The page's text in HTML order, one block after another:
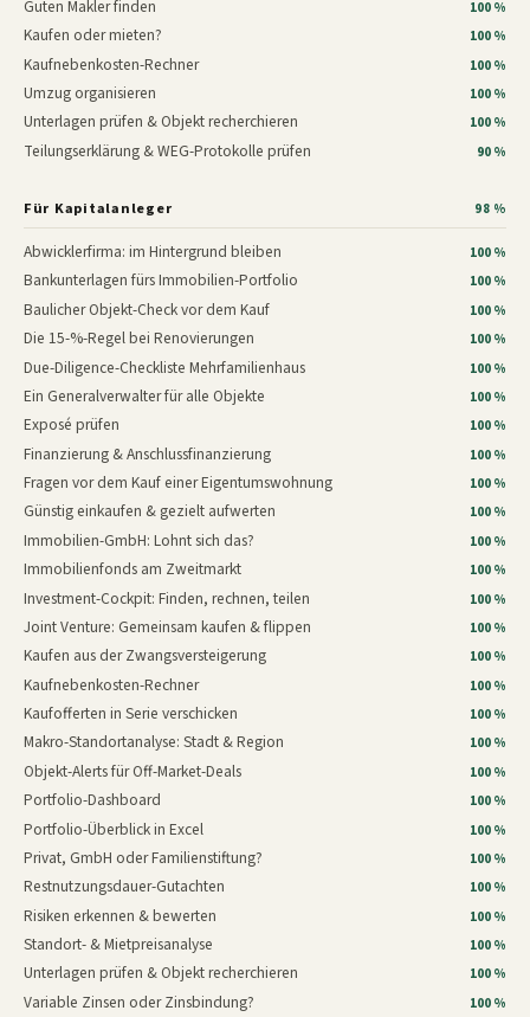
Guten Makler finden 100 %
Kaufen oder mieten? 100 %
Kaufnebenkosten-Rechner 100 %
Umzug organisieren 100 %
Unterlagen prüfen & Objekt recherchieren 100 %
Teilungserklärung & WEG-Protokolle prüfen 90 %
Für Kapitalanleger 98 %
Abwicklerfirma: im Hintergrund bleiben 100 %
Bankunterlagen fürs Immobilien-Portfolio 100 %
Baulicher Objekt-Check vor dem Kauf 100 %
Die 15-%-Regel bei Renovierungen 100 %
Due-Diligence-Checkliste Mehrfamilienhaus 100 %
Ein Generalverwalter für alle Objekte 100 %
Exposé prüfen 100 %
Finanzierung & Anschlussfinanzierung 100 %
Fragen vor dem Kauf einer Eigentumswohnung 100 %
Günstig einkaufen & gezielt aufwerten 100 %
Immobilien-GmbH: Lohnt sich das? 100 %
Immobilienfonds am Zweitmarkt 100 %
Investment-Cockpit: Finden, rechnen, teilen 100 %
Joint Venture: Gemeinsam kaufen & flippen 100 %
Kaufen aus der Zwangsversteigerung 100 %
Kaufnebenkosten-Rechner 100 %
Kaufofferten in Serie verschicken 100 %
Makro-Standortanalyse: Stadt & Region 100 %
Objekt-Alerts für Off-Market-Deals 100 %
Portfolio-Dashboard 100 %
Portfolio-Überblick in Excel 100 %
Privat, GmbH oder Familienstiftung? 100 %
Restnutzungsdauer-Gutachten 100 %
Risiken erkennen & bewerten 100 %
Standort- & Mietpreisanalyse 100 %
Unterlagen prüfen & Objekt recherchieren 100 %
Variable Zinsen oder Zinsbindung? 100 %